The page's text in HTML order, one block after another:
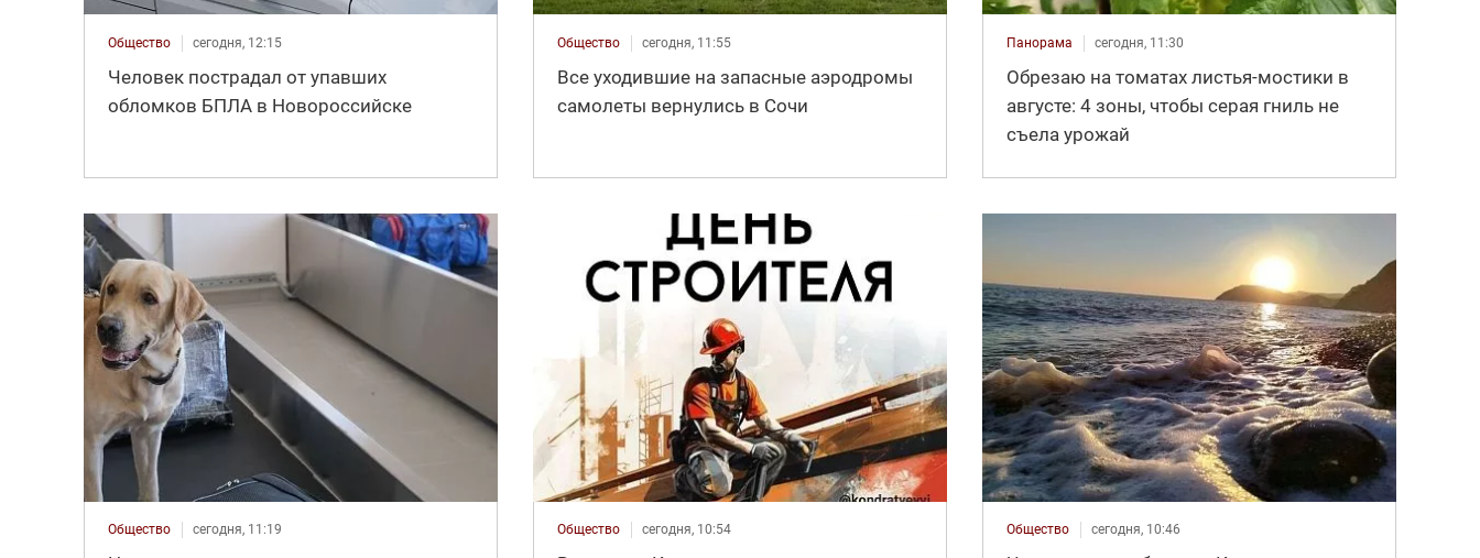
Общество сегодня, 12:15
Человек пострадал от упавших
обломков БПЛА в Новороссийске
Общество сегодня, 11:55
Все уходившие на запасные аэродромы
самолеты вернулись в Сочи
Панорама сегодня, 11:30
Обрезаю на томатах листья-мостики в
августе: 4 зоны, чтобы серая гниль не
съела урожай
Общество сегодня, 11:19 Общество сегодня, 10:54 Общество сегодня, 10:46